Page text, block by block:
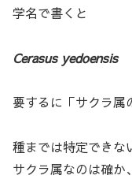
学名で書くと
Cerasusyedoensis
要するに「サクラ属
種までは特定できな
サクラ属なのは確か